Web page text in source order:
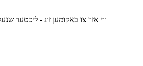
ווי אזוי צו באַקומען זונ - ליכטער